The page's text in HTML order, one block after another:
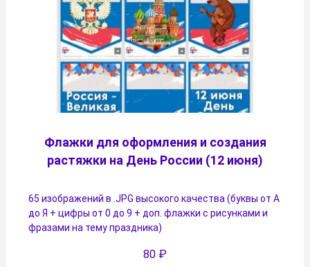
Флажки для оформления и создания
растяжки на День России (12 июня)
65 изображений в .JPG высокого качества (буквы от А
до Я + цифры от 0 до 9 + доп. флажки с рисунками и
фразами на тему праздника)
80 ₽